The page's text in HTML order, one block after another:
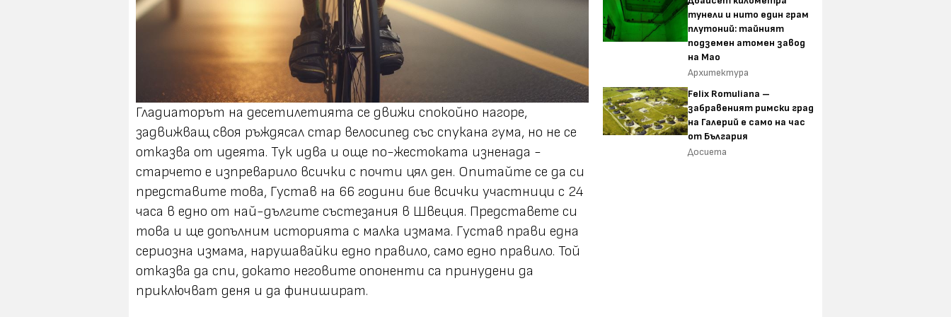
Гладиаторът на десетилетията се движи спокойно нагоре,
задвижващ своя ръждясал стар велосипед със спукана гума, но не се
отказва от идеята. Тук идва и още по-жестоката изненада -
старчето е изпреварило всички с почти цял ден. Опитайте се да си
представите това, Густав на 66 години бие всички участници с 24
часа в едно от най-дългите състезания в Швеция. Представете си
това и ще допълним историята с малка измама. Густав прави една
сериозна измама, нарушавайки едно правило, само едно правило. Той
отказва да спи, докато неговите опоненти са принудени да
приключват деня и да финишират.
тунели и нито един грам
плутоний: тайният
подземен атомен завод
на Мао
Архитектура
Felix Romuliana –
забравеният римски град
на Галерий е само на час
от България
Досиета